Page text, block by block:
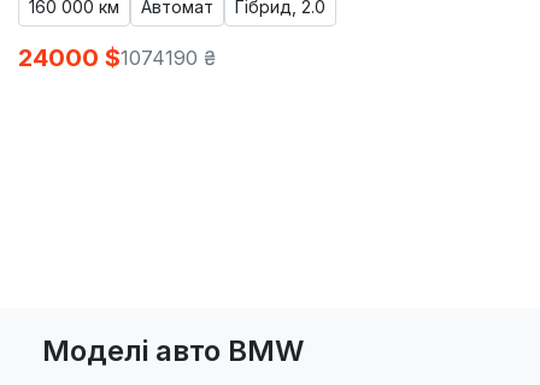
160 000 км Автомат Гібрид, 2.0
24000 $1074190 ₴
Моделі авто BMW